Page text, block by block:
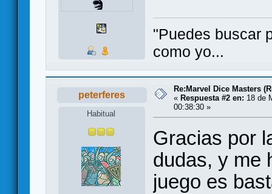
"Puedes buscar
como yo...
peterferes
Habitual
Re:Marvel Dice Masters
« Respuesta #2 en: 18 de
00:38:30 »
Gracias por
dudas, y me
juego es